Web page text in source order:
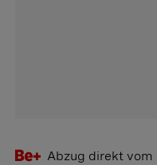
Abzug direkt vom